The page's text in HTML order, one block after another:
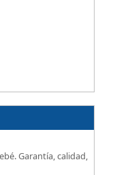
Garantía, calidad,